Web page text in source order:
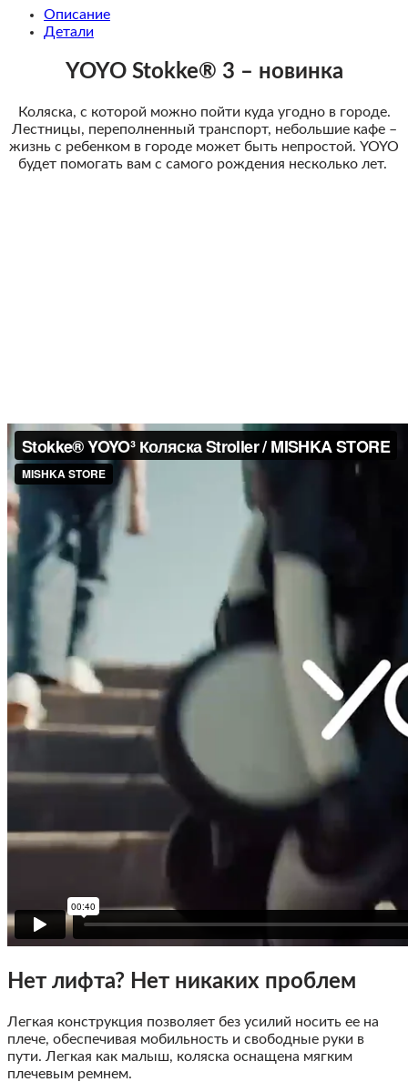
Описание
Детали
YOYO Stokke® 3 – новинка
Коляска, с которой можно пойти куда угодно в городе.
Лестницы, переполненный транспорт, небольшие кафе –
жизнь с ребенком в городе может быть непростой. YOYO
будет помогать вам с самого рождения несколько лет.
Нет лифта? Нет никаких проблем
Легкая конструкция позволяет без усилий носить ее на
плече, обеспечивая мобильность и свободные руки в
пути. Легкая как малыш, коляска оснащена мягким
плечевым ремнем.